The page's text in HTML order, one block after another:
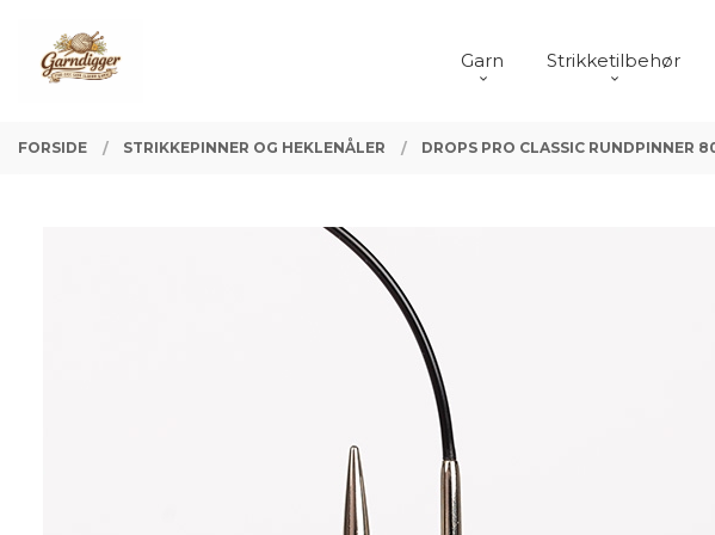
innholdet
PRODUKTER
Garn Strikketilbehør
FORSIDE STRIKKEPINNER OG HEKLENÅLER DROPS PRO CLASSIC RUNDPINNER